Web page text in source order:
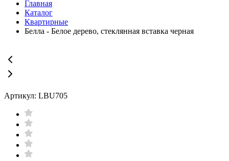
Главная
Каталог
Квартирные
Белла - Белое дерево, стеклянная вставка черная
Артикул: LBU705